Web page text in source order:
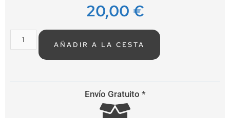
20,00 €
AÑADIR A LA CESTA
Envío Gratuito *